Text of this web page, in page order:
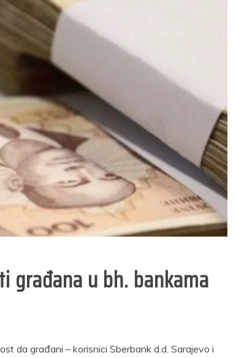
građana u bh. bankama
da građani – korisnici Sberbank d.d. Sarajevo i